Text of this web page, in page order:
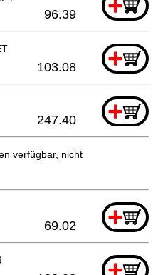
+
96.39
+
103.08
+
247.40
verfügbar, nicht bestellbar
+
69.02